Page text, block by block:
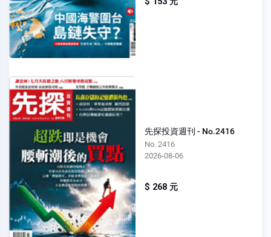
先探投資週刊 - No.2416
No. 2416
2026-08-06
$ 268 元